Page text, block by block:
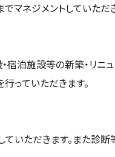
マネジメントしていただ
宿泊施設等の新築・リ
っていただきます。
いただきます。また診